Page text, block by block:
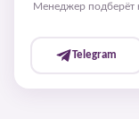
Менеджер подберёт
Telegram